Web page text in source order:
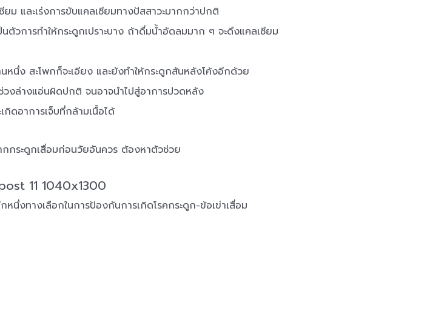
และเร่งการขับแคลเซียมทางปัสสาวะมากกว่าปกติ
วการทำให้กระดูกเปราะบาง ถ้าดื่มน้ำอัดลมมาก ๆ จะดึงแคลเซียม
นึ่ง สะโพกก็จะเอียง และยังทำให้กระดูกสันหลังโค้งอีกด้วย
วงล่างแอ่นผิดปกติ จนอาจนำไปสู่อาการปวดหลัง
ดอาการเจ็บที่กล้ามเนื้อได้
กระดูกเสื่อมก่อนวัยอันควร ต้องหาตัวช่วย
นึ่งทางเลือกในการป้องกันการเกิดโรคกระดูก-ข้อเข่าเสื่อม